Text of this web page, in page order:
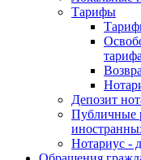
Тарифы
тарифа
Депозит
Публичные
Нотариус -